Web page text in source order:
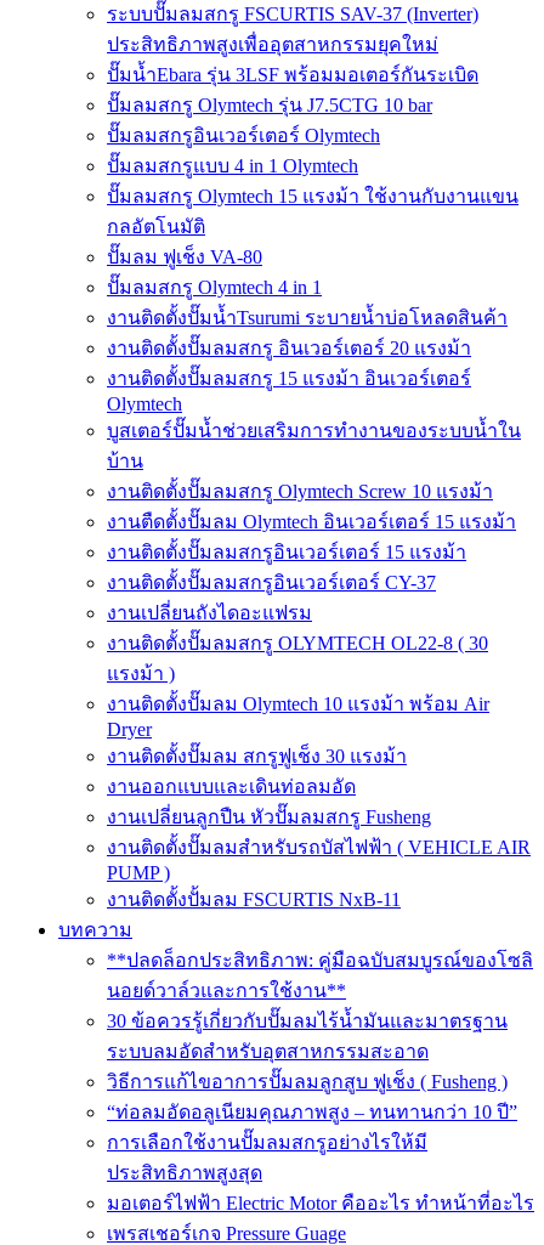
ระบบปั๊มลมสกรู FSCURTIS SAV-37 (Inverter)
ประสิทธิภาพสูงเพื่ออุตสาหกรรมยุคใหม่
ปั๊มน้ำEbara รุ่น 3LSF พร้อมมอเตอร์กันระเบิด
ปั๊มลมสกรู Olymtech รุ่น J7.5CTG 10 bar
ปั๊มลมสกรูอินเวอร์เตอร์ Olymtech
ปั๊มลมสกรูแบบ 4 in 1 Olymtech
ปั๊มลมสกรู Olymtech 15 แรงม้า ใช้งานกับงานแขน
กลอัตโนมัติ
ปั๊มลม ฟูเช็ง VA-80
ปั๊มลมสกรู Olymtech 4 in 1
งานติดตั้งปั๊มน้ำTsurumi ระบายน้ำบ่อโหลดสินค้า
งานติดตั้งปั๊มลมสกรู อินเวอร์เตอร์ 20 แรงม้า
งานติดตั้งปั๊มลมสกรู 15 แรงม้า อินเวอร์เตอร์
Olymtech
บูสเตอร์ปั๊มน้ำช่วยเสริมการทำงานของระบบน้ำใน
บ้าน
งานติดตั้งปั๊มลมสกรู Olymtech Screw 10 แรงม้า
งานตืดตั้งปั๊มลม Olymtech อินเวอร์เตอร์ 15 แรงม้า
งานติดตั้งปั๊มลมสกรูอินเวอร์เตอร์ 15 แรงม้า
งานติดตั้งปั๊มลมสกรูอินเวอร์เตอร์ CY-37
งานเปลี่ยนถังไดอะแฟรม
งานติดตั้งปั๊มลมสกรู OLYMTECH OL22-8 ( 30
แรงม้า )
งานติดตั้งปั๊มลม Olymtech 10 แรงม้า พร้อม Air
Dryer
งานติดตั้งปั๊มลม สกรูฟูเช็ง 30 แรงม้า
งานออกแบบและเดินท่อลมอัด
งานเปลี่ยนลูกปืน หัวปั๊มลมสกรู Fusheng
งานติดตั้งปั๊มลมสำหรับรถบัสไฟฟ้า ( VEHICLE AIR
PUMP )
งานติดตั้งปั้มลม FSCURTIS NxB-11
บทความ
**ปลดล็อกประสิทธิภาพ: คู่มือฉบับสมบูรณ์ของโซลิ
นอยด์วาล์วและการใช้งาน**
30 ข้อควรรู้เกี่ยวกับปั๊มลมไร้น้ำมันและมาตรฐาน
ระบบลมอัดสำหรับอุตสาหกรรมสะอาด
วิธีการแก้ไขอาการปั๊มลมลูกสูบ ฟูเช็ง ( Fusheng )
“ท่อลมอัดอลูเนียมคุณภาพสูง – ทนทานกว่า 10 ปี”
การเลือกใช้งานปั๊มลมสกรูอย่างไรให้มี
ประสิทธิภาพสูงสุด
มอเตอร์ไฟฟ้า Electric Motor คืออะไร ทำหน้าที่อะไร
เพรสเชอร์เกจ Pressure Guage